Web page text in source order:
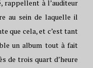
rappellent à l’auditeur
au sein de laquelle il
que cela, et c’est tant
un album tout à fait
de trois quart d’heure